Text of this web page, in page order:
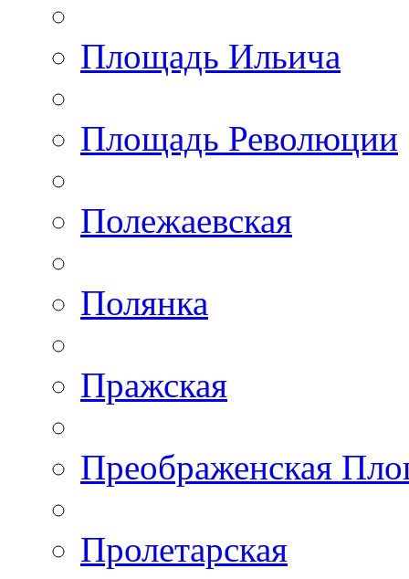
Площадь Ильича
Площадь Революции
Полежаевская
Полянка
Пражская
Преображенская
Пролетарская